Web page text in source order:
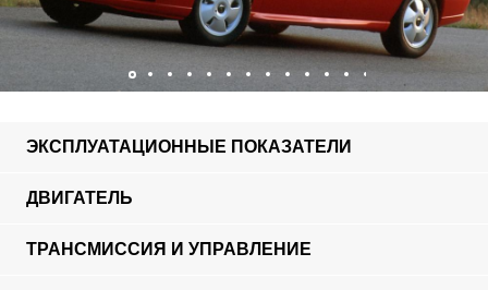
ЭКСПЛУАТАЦИОННЫЕ ПОКАЗАТЕЛИ
ДВИГАТЕЛЬ
ТРАНСМИССИЯ И УПРАВЛЕНИЕ